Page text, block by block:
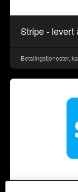
Stripe - levert
Betalingstjenester,